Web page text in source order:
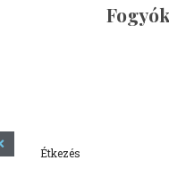
Étkezés